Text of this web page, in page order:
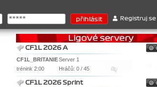
konstruktérů : 1. Ferrari . 2. Williams , 3.
Registruj se
CF1L 2026 A
CF1L_BRITANIEServer 1
trénink 2:00
Hráčů: 0 / 45
CF1L 2026 Sprint